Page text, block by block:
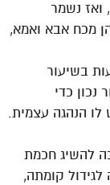
ואז נשמר
מכח אבא ואמא,
בשיעור
כדי
לו הנהגה עצמית.
להשיג חכמת
קומתה,